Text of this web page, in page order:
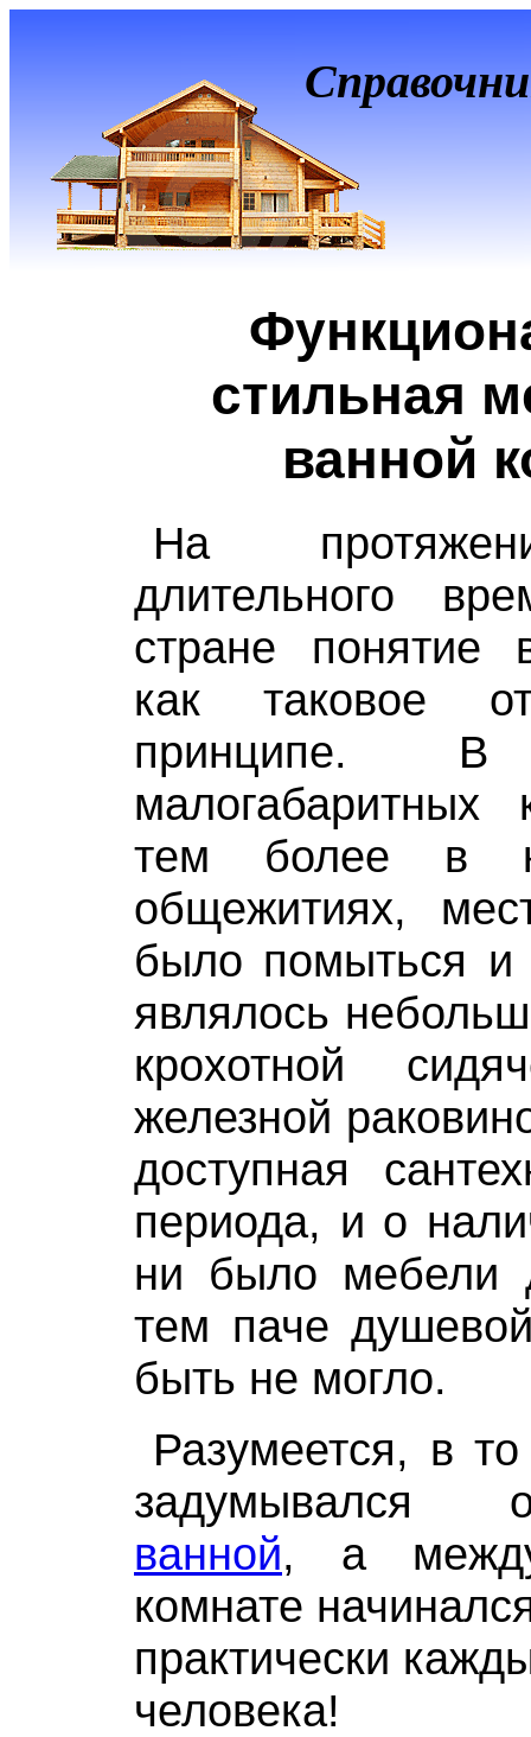
стильная
ванной
На
длительного
стране понятие
как таковое
принципе. В
тем более в
общежитиях,
было помыться и
являлось
крохотной
железной
доступная
периода, и о
ни было мебели
тем паче
быть не могло.
Разумеется, в
ванной, а
комнате
практически
человека!